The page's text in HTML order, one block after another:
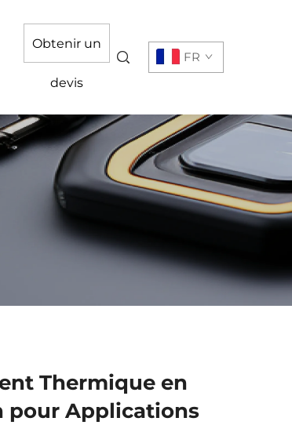
Obtenir un
devis
FR
Thermique en
pour Applications